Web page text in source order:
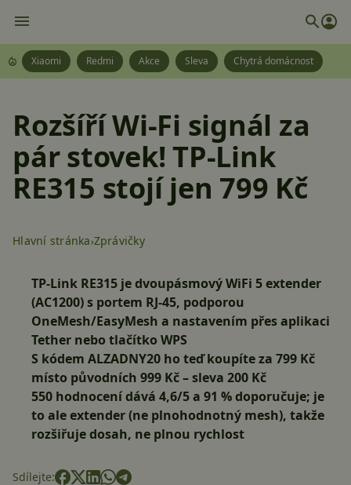
Xiaomi Redmi Akce Sleva Chytrá domácnost
Rozšíří Wi-Fi signál za
pár stovek! TP-Link
RE315 stojí jen 799 Kč
Hlavní stránka Zprávičky
TP-Link RE315 je dvoupásmový WiFi 5 extender
(AC1200) s portem RJ-45, podporou
OneMesh/EasyMesh a nastavením přes aplikaci
Tether nebo tlačítko WPS
S kódem ALZADNY20 ho teď koupíte za 799 Kč
místo původních 999 Kč – sleva 200 Kč
550 hodnocení dává 4,6/5 a 91 % doporučuje; je
to ale extender (ne plnohodnotný mesh), takže
rozšiřuje dosah, ne plnou rychlost
Sdílejte: